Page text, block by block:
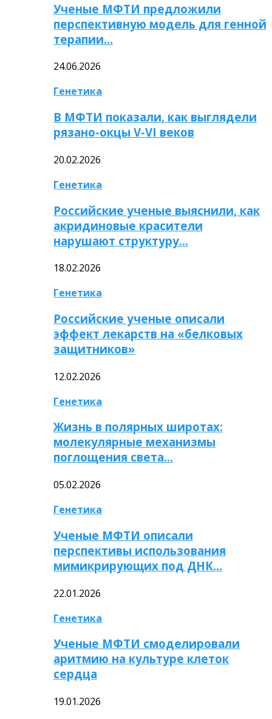
Ученые МФТИ предложили
перспективную модель для генной
терапии…
24.06.2026
Генетика
В МФТИ показали, как выглядели
рязано-окцы V-VI веков
20.02.2026
Генетика
Российские ученые выяснили, как
акридиновые красители
нарушают структуру…
18.02.2026
Генетика
Российские ученые описали
эффект лекарств на «белковых
защитников»
12.02.2026
Генетика
Жизнь в полярных широтах:
молекулярные механизмы
поглощения света…
05.02.2026
Генетика
Ученые МФТИ описали
перспективы использования
мимикрирующих под ДНК…
22.01.2026
Генетика
Ученые МФТИ смоделировали
аритмию на культуре клеток
сердца
19.01.2026